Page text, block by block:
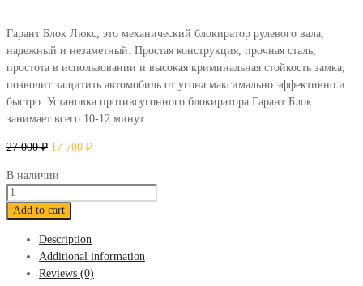
Гарант Блок Люкс, это механический блокиратор рулевого вала,
надежный и незаметный. Простая конструкция, прочная сталь,
простота в использовании и высокая криминальная стойкость замка,
позволит защитить автомобиль от угона максимально эффективно и
быстро. Установка противоугонного блокиратора Гарант Блок
занимает всего 10-12 минут.
27 000₽ 17 700 ₽
В наличии
Блокиратор
Гарант
Люкс
LADA
Add to cart
Description
Additional information
Reviews (0)